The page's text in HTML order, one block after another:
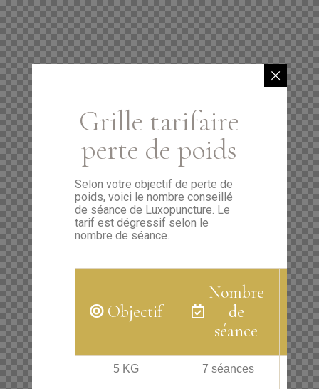
Grille tarifaire
perte de poids
Selon votre objectif de perte de
poids, voici le nombre conseillé
de séance de Luxopuncture. Le
tarif est dégressif selon le
nombre de séance.
Objectif
Nombre
de
séance
5 KG 7 séances